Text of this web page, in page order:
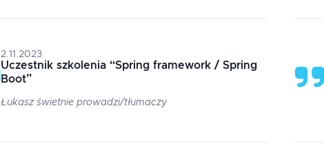
2.11.2023
Uczestnik szkolenia “Spring framework / Spring
Boot”
Łukasz świetnie prowadzi/tłumaczy